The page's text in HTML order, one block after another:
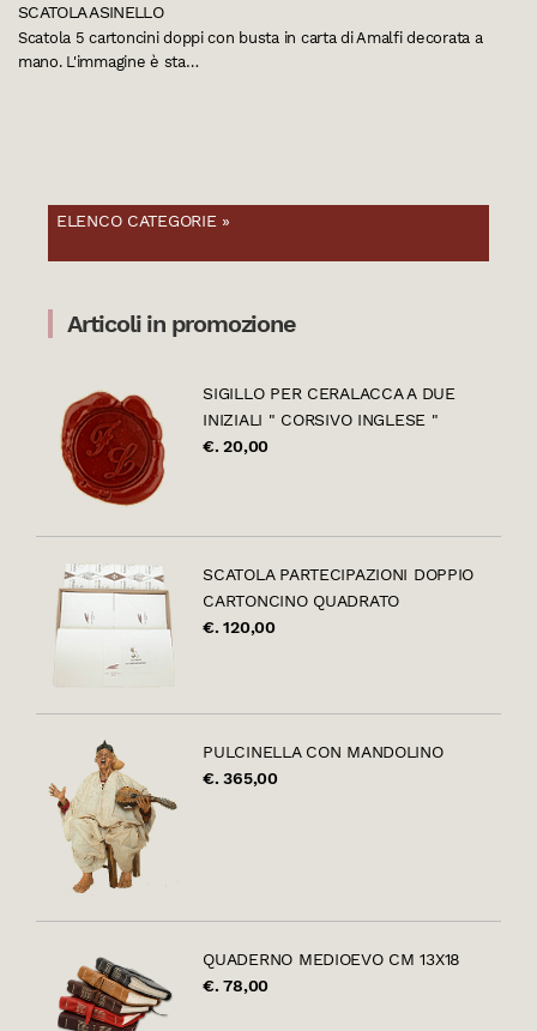
SCATOLA ASINELLO
Scatola 5 cartoncini doppi con busta in carta di Amalfi decorata a
mano. L'immagine è sta…
ELENCO CATEGORIE »
Articoli in promozione
SIGILLO PER CERALACCA A DUE
INIZIALI " CORSIVO INGLESE "
€. 20,00
SCATOLA PARTECIPAZIONI DOPPIO
CARTONCINO QUADRATO
€. 120,00
PULCINELLA CON MANDOLINO
€. 365,00
QUADERNO MEDIOEVO CM 13X18
€. 78,00